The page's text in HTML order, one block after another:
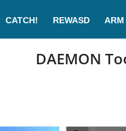
CATCH! REWASD ARM
DAEMON